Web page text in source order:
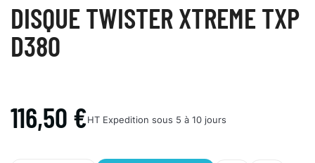
DISQUE TWISTER XTREME TXP
D380
116,50 €HT Expedition sous 5 à 10 jours